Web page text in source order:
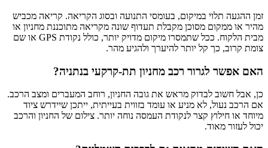
זמן ההגעה תלוי במיקום, בעומסי התנועה ובסוג הקריאה. קריאה מכביש
מהיר או ממקום מסוכן מקבלת תעדוף שונה מקריאה מתוכננת מחניון או
מבית הלקוח. ככל שתמסרו מיקום מדויק יותר, כולל נקודת GPS או שם
צומת קרוב, כך קל יותר להיערך ולהגיע מהר.
האם אפשר לגרור רכב מחניון תת-קרקעי בנתניה?
כן, אבל חשוב לבדוק מראש את גובה החניון, רוחב המעברים ומצב הרכב.
אם הרכב נעול, לא מניע או עומד בזווית בעייתית, ייתכן שיידרש ציוד
מיוחד או חילוץ קצר לנקודת העמסה נוחה יותר. צילום של החניון והרכב
יכול לעזור מאוד.